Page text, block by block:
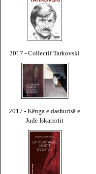
2017 - Collectif Tarkovski
2017 - Kënga e dashurisë e
Judë Iskariotit